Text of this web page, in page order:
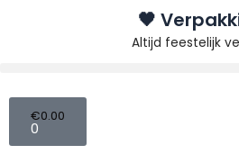
🖤
Altijd feestelijk
€0.00
0
Winkelwagen